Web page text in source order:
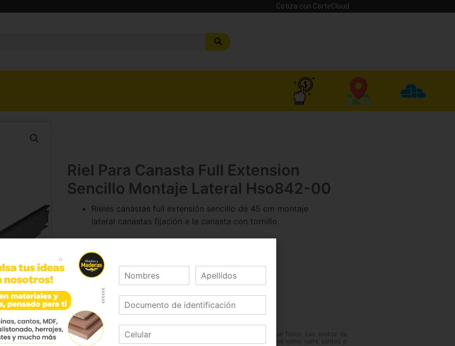
Cotiza con CorteCloud
Riel Para Canasta Full Extension
Sencillo Montaje Lateral Hso842-00
Rieles canastas full extensión sencillo de 45 cm montaje
lateral canastas fijación a la canasta con tornillo
Bonuit
Código:
05547
Referencia:
HSO842-00
Las imágenes mostradas son de referencia y los colores podrían variar en físico. Los costos de
envío son variables y serán asumidos por el comprador. No incluye servicios como corte, cantos o